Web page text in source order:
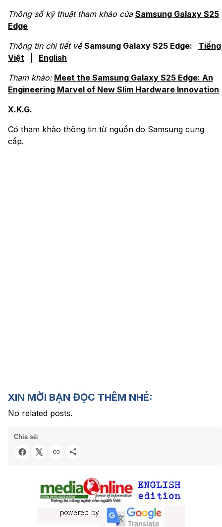
Thông số kỹ thuật tham khảo của Samsung Galaxy S25
Edge
Thông tin chi tiết về Samsung Galaxy S25 Edge: Tiếng
Việt
English
Tham khảo: Meet the Samsung Galaxy S25 Edge: An
Engineering Marvel of New Slim Hardware Innovation
X.K.G.
Có tham khảo thông tin từ nguồn do Samsung cung
cấp.
XIN MỜI BẠN ĐỌC THÊM NHÉ:
No related posts.
Chia sẻ: